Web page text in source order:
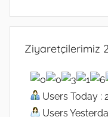
Ziyaretçilerimiz
Users Today :
Users